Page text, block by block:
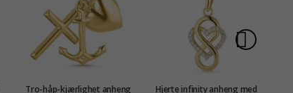
Tro-håp-kjærlighet anheng
Hjerte infinity anheng med